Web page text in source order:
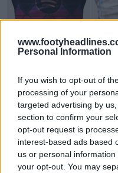
Personal Information
If you wish to opt-out of
processing of your
targeted advertising by
section to confirm your
opt-out request is
interest-based ads based
us or personal
your opt-out. You may
FIFA Kit Creator -
tenues
OFFICIEL FIFA Kit Creator